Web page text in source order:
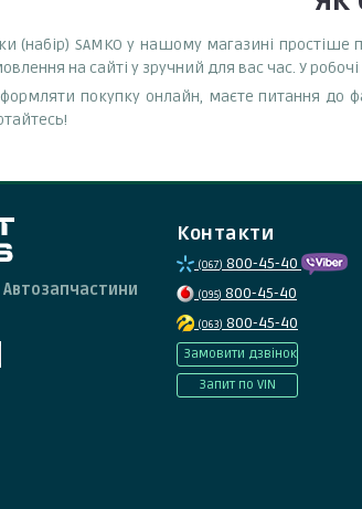
(набір) SAMKO у нашому магазині
на сайті у зручний для вас час. У
покупку онлайн, маєте питання до
Контакти
(067) 800-45-40
(095) 800-45-40
(063) 800-45-40
Замовити дзвінок
Запит по VIN